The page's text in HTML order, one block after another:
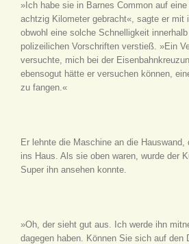
»Ich habe sie in Barnes Common auf
achtzig Kilometer gebracht«, sagte er mit
obwohl eine solche Schnelligkeit
polizeilichen Vorschriften verstieß. »Ein
versuchte, mich bei der
ebensogut hätte er versuchen können,
zu fangen.«
Er lehnte die Maschine an die
ins Haus. Als sie oben waren, wurde der
Super ihn ansehen konnte.
»Oh, der sieht gut aus. Ich werde ihn
dagegen haben. Können Sie sich auf den